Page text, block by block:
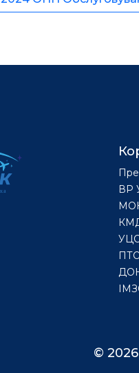
ВР
©